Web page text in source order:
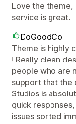
Love the theme,
service is great.
DoGoodCo
Theme is highly
! Really clean
people who are
support that the
Studios is
quick
issues sorted